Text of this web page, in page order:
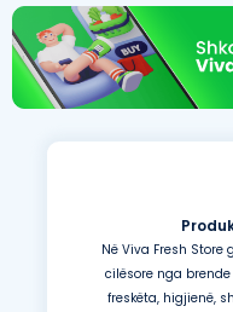
Në Viva Fresh
cilësore nga
freskëta, higjienë,